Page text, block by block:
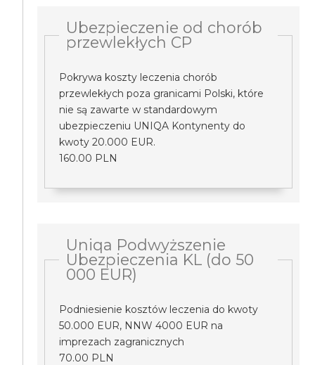
Ubezpieczenie od chorób
przewlekłych CP
Pokrywa koszty leczenia chorób
przewlekłych poza granicami Polski, które
nie są zawarte w standardowym
ubezpieczeniu UNIQA Kontynenty do
kwoty 20.000 EUR.
160.00 PLN
Uniqa Podwyższenie
Ubezpieczenia KL (do 50
000 EUR)
Podniesienie kosztów leczenia do kwoty
50.000 EUR, NNW 4000 EUR na
imprezach zagranicznych
70.00 PLN